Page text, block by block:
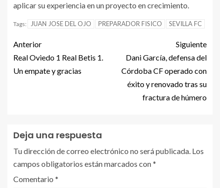
aplicar su experiencia en un proyecto en crecimiento.
Tags: JUAN JOSE DEL OJO PREPARADOR FISICO SEVILLA FC
Anterior
Real Oviedo 1 Real Betis 1.
Un empate y gracias
Siguiente
Dani García, defensa del
Córdoba CF operado con
éxito y renovado tras su
fractura de húmero
Deja una respuesta
Tu dirección de correo electrónico no será publicada. Los
campos obligatorios están marcados con*
Comentario *